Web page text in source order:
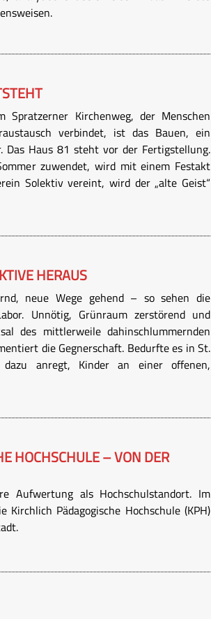
Spratzerner Kirchenweg, der Menschen
verbindet, ist das Bauen, ein
Das Haus 81 steht vor der Fertigstellung.
zuwendet, wird mit einem Festakt
Solektiv vereint, wird der „alte Geist“
HERAUS
neue Wege gehend – so sehen die
Unnötig, Grünraum zerstörend und
des mittlerweile dahinschlummernden
die Gegnerschaft. Bedurfte es in St.
anregt, Kinder an einer offenen,
HOCHSCHULE – VON DER
Aufwertung als Hochschulstandort. Im
Kirchlich Pädagogische Hochschule (KPH)